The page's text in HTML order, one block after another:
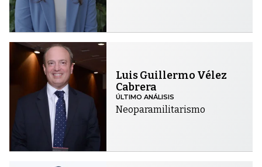
Luis Guillermo Vélez
Cabrera
ÚLTIMO ANÁLISIS
Neoparamilitarismo